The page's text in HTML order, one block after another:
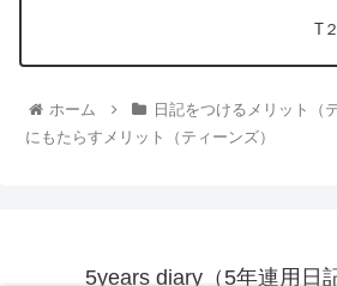
T
ホーム 日記をつけるメリット（
にもたらすメリット（ティーンズ）
5years diary（5年連用日